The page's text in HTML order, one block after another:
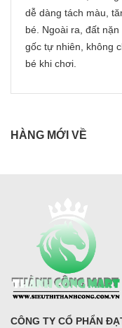
dễ dàng tách màu,
bé. Ngoài ra, đất
gốc tự nhiên, không
bé khi chơi.
HÀNG MỚI VỀ
CÔNG TY CỔ PHẨN